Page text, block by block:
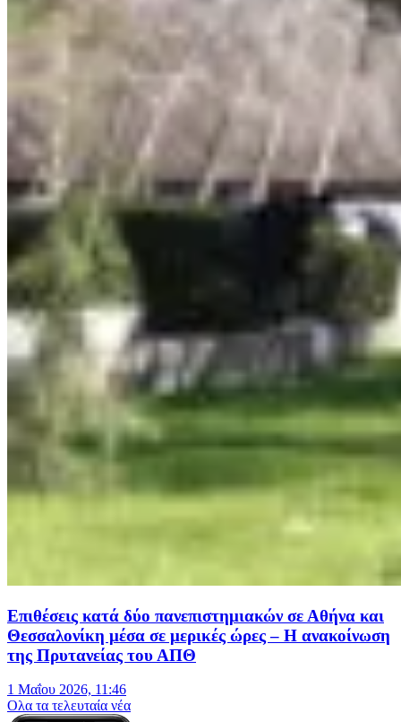
Επιθέσεις κατά δύο πανεπιστημιακών σε Αθήνα και
Θεσσαλονίκη μέσα σε μερικές ώρες – Η ανακοίνωση
της Πρυτανείας του ΑΠΘ
1 Μαΐου 2026, 11:46
Oλα τα τελευταία νέα